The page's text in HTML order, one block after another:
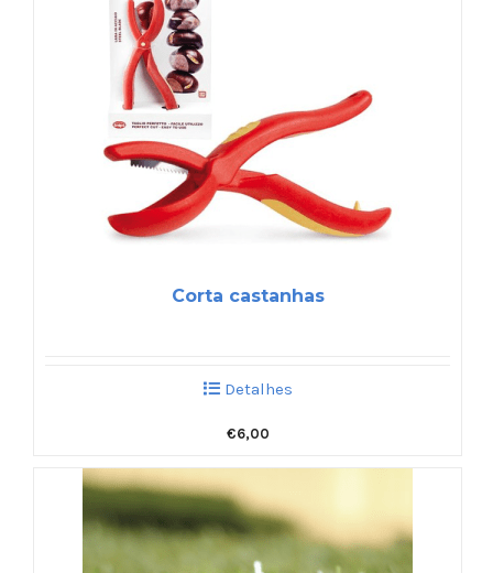
Corta castanhas
Detalhes
€6,00